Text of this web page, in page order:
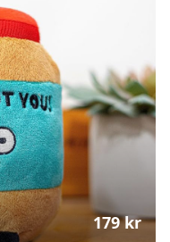
179kr